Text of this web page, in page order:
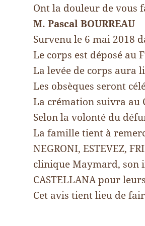
Ont la douleur de vous
M. Pascal BOURREAU
Survenu le 6 mai 2018
Le corps est déposé au
La levée de corps aura
Les obsèques seront
La crémation suivra au
Selon la volonté du
La famille tient à
NEGRONI, ESTEVEZ,
clinique Maymard, son
CASTELLANA pour
Cet avis tient lieu de